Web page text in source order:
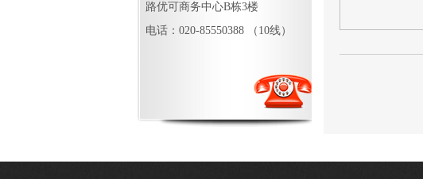
路优可商务中心B栋3楼
电话：020-85550388 （10线）